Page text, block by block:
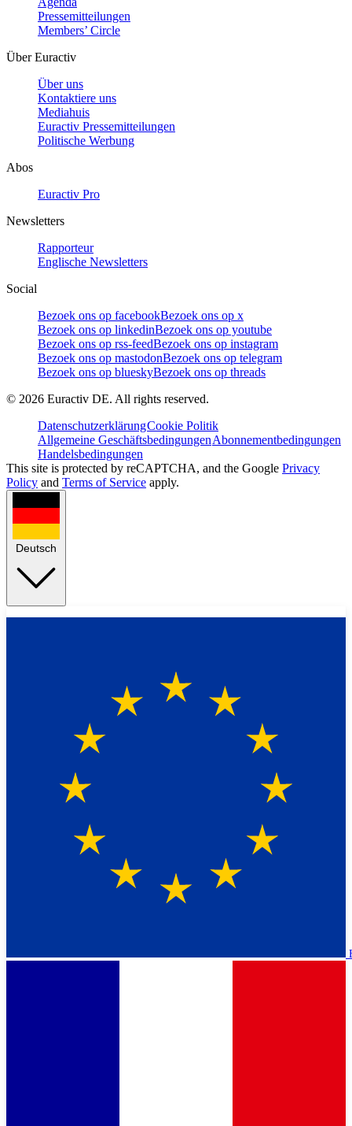
Pressemitteilungen
Members’ Circle
Über Euractiv
Über uns
Kontaktiere uns
Mediahuis
Euractiv Pressemitteilungen
Politische Werbung
Abos
Euractiv Pro
Newsletters
Rapporteur
Englische Newsletters
Social
Bezoek ons op facebookBezoek ons op x
Bezoek ons op linkedinBezoek ons op youtube
Bezoek ons op rss-feedBezoek ons op instagram
Bezoek ons op mastodonBezoek ons op telegram
Bezoek ons op blueskyBezoek ons op threads
© 2026 Euractiv DE. All rights reserved.
DatenschutzerklärungCookie Politik
Allgemeine GeschäftsbedingungenAbonnementbedingungen
Handelsbedingungen
This site is protected by reCAPTCHA, and the Google Privacy
Policy and Terms of Service apply.
Deutsch